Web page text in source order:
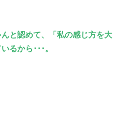
と認めて、「私の感じ方を大
るから･･･。